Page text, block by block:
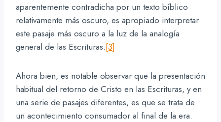
aparentemente contradicha por un texto bíblico
relativamente más oscuro, es apropiado interpretar
este pasaje más oscuro a la luz de la analogía
general de las Escrituras.[3]
Ahora bien, es notable observar que la presentación
habitual del retorno de Cristo en las Escrituras, y en
una serie de pasajes diferentes, es que se trata de
un acontecimiento consumador al final de la era.